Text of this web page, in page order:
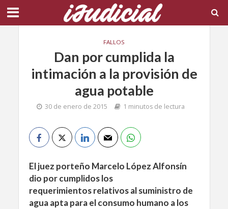
FALLOS
Dan por cumplida la
intimación a la provisión de
agua potable
30 de enero de 2015 1 minutos de lectura
El juez porteño Marcelo López Alfonsín
dio por cumplidos los
requerimientos relativos al suministro de
agua apta para el consumo humano a los